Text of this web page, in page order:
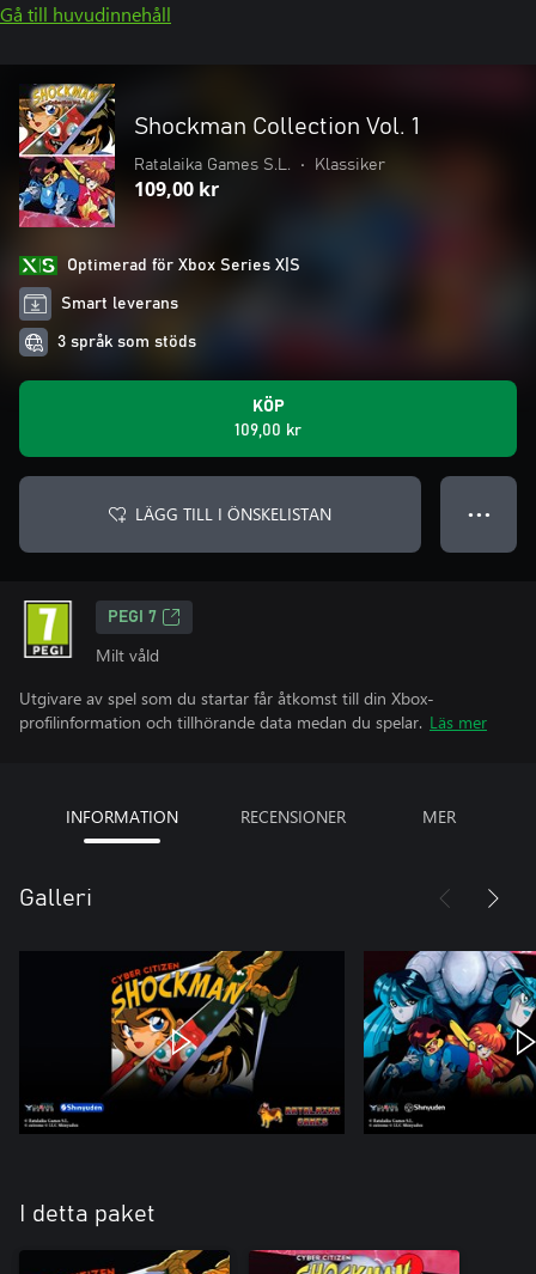
Gå till huvudinnehåll
Shockman Collection Vol. 1
Ratalaika Games S.L. • Klassiker
109,00 kr
Optimerad för Xbox Series X|S
Smart leverans
3 språk som stöds
KÖP
109,00 kr
LÄGG TILL I ÖNSKELISTAN ● ● ●
PEGI 7
Milt våld
Utgivare av spel som du startar får åtkomst till din Xbox-
profilinformation och tillhörande data medan du spelar. Läs mer
INFORMATION RECENSIONER MER
Galleri
I detta paket